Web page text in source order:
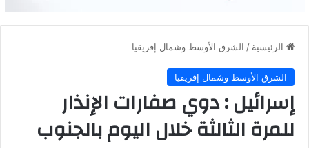
الرئيسية / الشرق الأوسط وشمال إفريقيا
الشرق الأوسط وشمال إفريقيا
إسرائيل : دوي صفارات الإنذار
للمرة الثالثة خلال اليوم بالجنوب